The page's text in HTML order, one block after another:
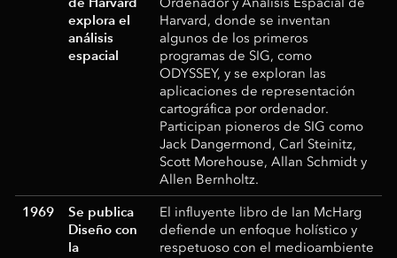
explora el
análisis
espacial
Harvard, donde se inventan
algunos de los primeros
programas de SIG, como
ODYSSEY, y se exploran las
aplicaciones de representación
cartográfica por ordenador.
Participan pioneros de SIG como
Jack Dangermond, Carl Steinitz,
Scott Morehouse, Allan Schmidt y
Allen Bernholtz.
1969
Se publica
Diseño con
la
El influyente libro de Ian McHarg
defiende un enfoque holístico y
respetuoso con el medioambiente